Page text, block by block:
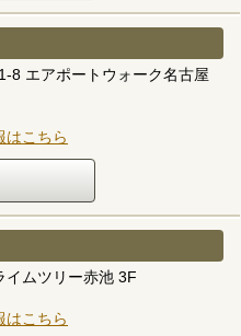
8 エアポートウォーク名古屋
はこちら
ムツリー赤池 3F
はこちら